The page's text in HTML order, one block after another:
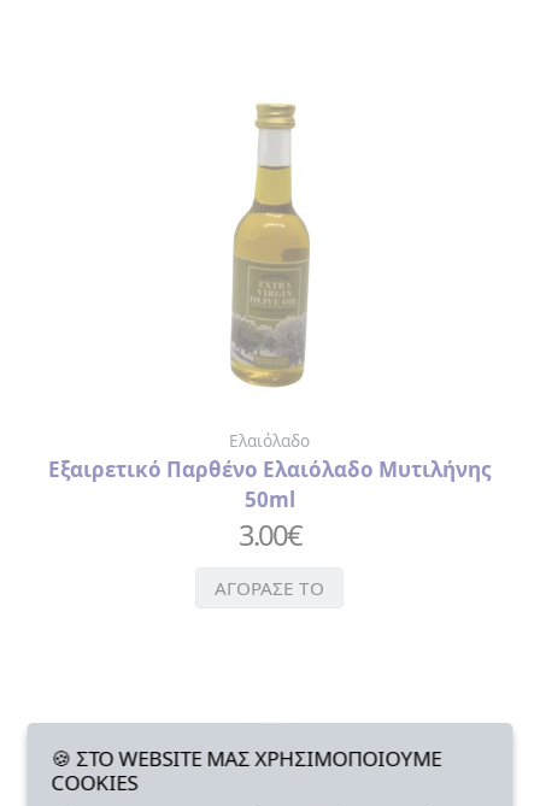
Ελαιόλαδο
Εξαιρετικό Παρθένο Ελαιόλαδο Μυτιλήνης
50ml
3.00€
ΑΓΟΡΑΣΕ ΤΟ
🍪 ΣΤΟ WEBSITE ΜΑΣ ΧΡΗΣΙΜΟΠΟΙΟΥΜΕ
COOKIES